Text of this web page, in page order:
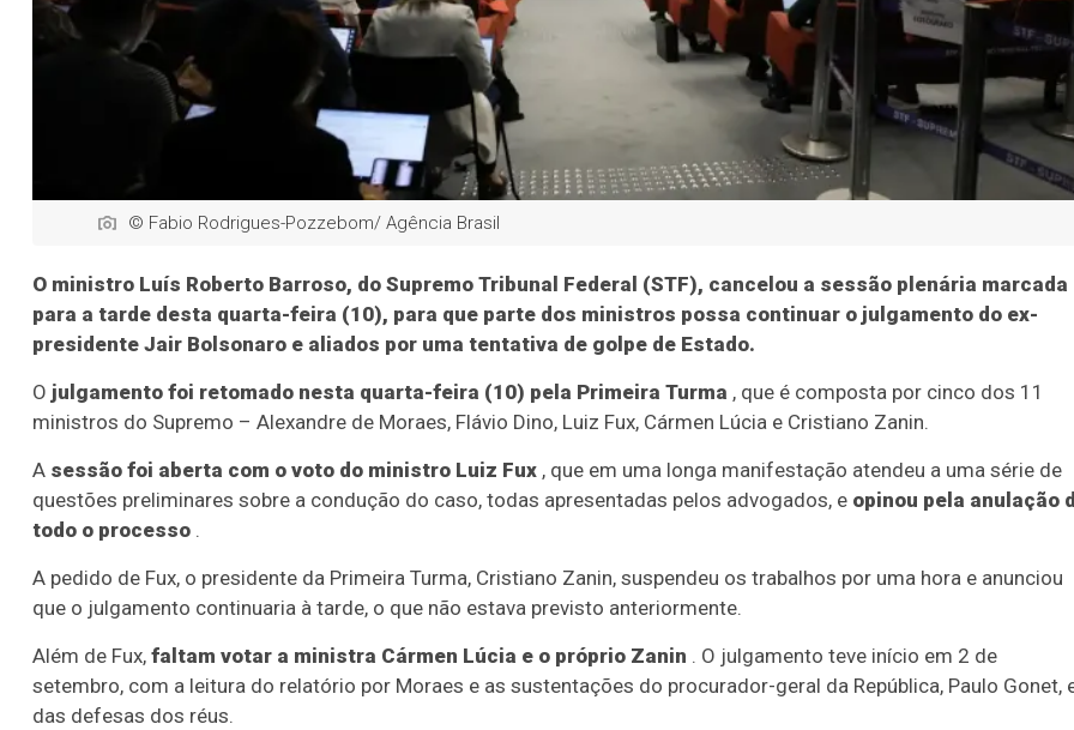
© Fabio Rodrigues-Pozzebom/ Agência Brasil
O ministro Luís Roberto Barroso, do Supremo Tribunal Federal (STF), cancelou a sessão plenária marcada
para a tarde desta quarta-feira (10), para que parte dos ministros possa continuar o julgamento do ex-
presidente Jair Bolsonaro e aliados por uma tentativa de golpe de Estado.
O julgamento foi retomado nesta quarta-feira (10) pela Primeira Turma , que é composta por cinco dos 11
ministros do Supremo – Alexandre de Moraes, Flávio Dino, Luiz Fux, Cármen Lúcia e Cristiano Zanin.
A sessão foi aberta com o voto do ministro Luiz Fux , que em uma longa manifestação atendeu a uma série de
questões preliminares sobre a condução do caso, todas apresentadas pelos advogados, e opinou pela anulação
todo o processo .
A pedido de Fux, o presidente da Primeira Turma, Cristiano Zanin, suspendeu os trabalhos por uma hora e anunciou
que o julgamento continuaria à tarde, o que não estava previsto anteriormente.
Além de Fux, faltam votar a ministra Cármen Lúcia e o próprio Zanin . O julgamento teve início em 2 de
setembro, com a leitura do relatório por Moraes e as sustentações do procurador-geral da República, Paulo Gonet,
das defesas dos réus.